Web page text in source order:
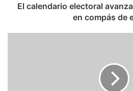
El calendario electoral
en compás de